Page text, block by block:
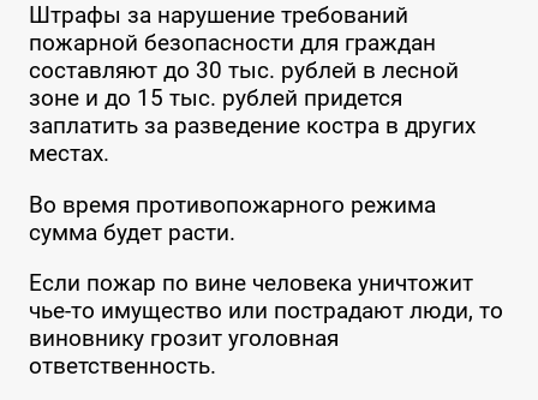
Штрафы за нарушение требований
пожарной безопасности для граждан
составляют до 30 тыс. рублей в лесной
зоне и до 15 тыс. рублей придется
заплатить за разведение костра в других
местах.
Во время противопожарного режима
сумма будет расти.
Если пожар по вине человека уничтожит
чье-то имущество или пострадают люди, то
виновнику грозит уголовная
ответственность.